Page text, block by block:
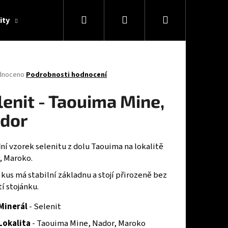
Konzultace
Hledat PřihlášeníNákupní
Podrobnosti hodnocení
- Taouima Mine,
vzorek selenitu z dolu Taouima na lokalitě
Maroko.
má stabilní základnu a stojí přirozeně bez
stojánku.
- Selenit
- Taouima Mine, Nador, Maroko